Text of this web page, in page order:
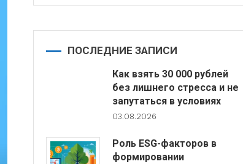
ПОСЛЕДНИЕ ЗАПИСИ
Как взять 30 000 рублей
без лишнего стресса и не
запутаться в условиях
03.08.2026
Роль ESG-факторов в
формировании